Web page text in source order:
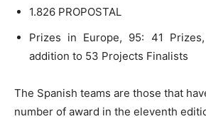
1.826 PROPOSTAL
Prizes in Europe, 95: 41
addition to 53 Projects Finalists
The Spanish teams are those that
number of award in the eleventh